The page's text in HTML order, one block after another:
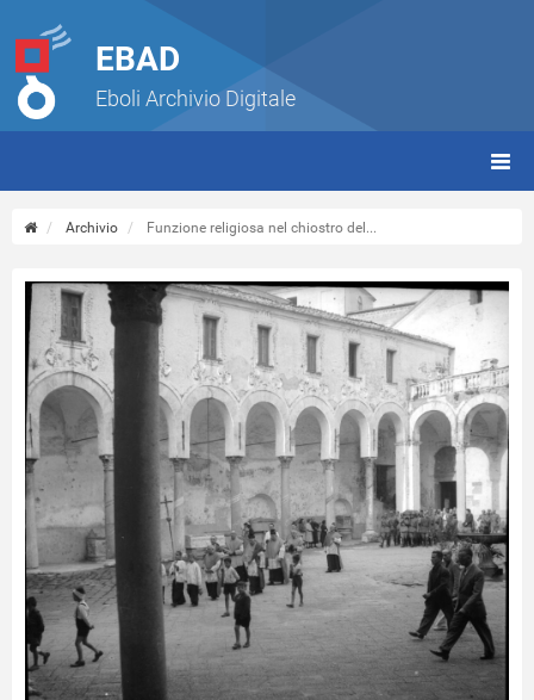
EBAD
Eboli Archivio Digitale
Archivio Funzione religiosa nel chiostro del...